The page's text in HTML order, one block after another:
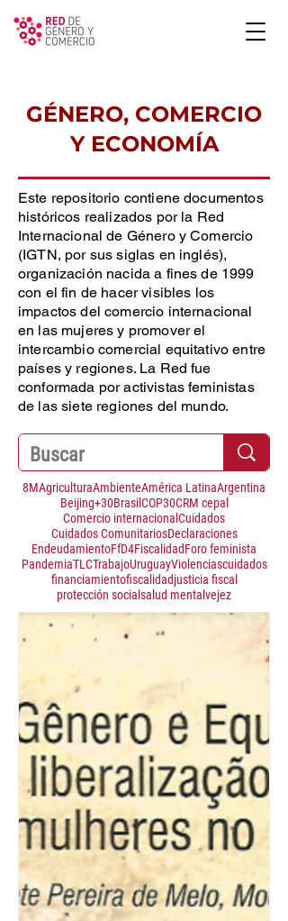
GÉNERO, COMERCIO
Y ECONOMÍA
Este repositorio contiene documentos
históricos realizados por la Red
Internacional de Género y Comercio
(IGTN, por sus siglas en inglés),
organización nacida a fines de 1999
con el fin de hacer visibles los
impactos del comercio internacional
en las mujeres y promover el
intercambio comercial equitativo entre
países y regiones. La Red fue
conformada por activistas feministas
de las siete regiones del mundo.
8MAgriculturaAmbienteAmérica LatinaArgentina
Beijing+30BrasilCOP30CRM cepal
Comercio internacional Cuidados
Cuidados ComunitariosDeclaraciones
EndeudamientoFfD4FiscalidadForo feminista
PandemiaTLCTrabajoUruguayViolenciascuidados
financiamientofiscalidadjusticia fiscal
protección social salud mental vejez